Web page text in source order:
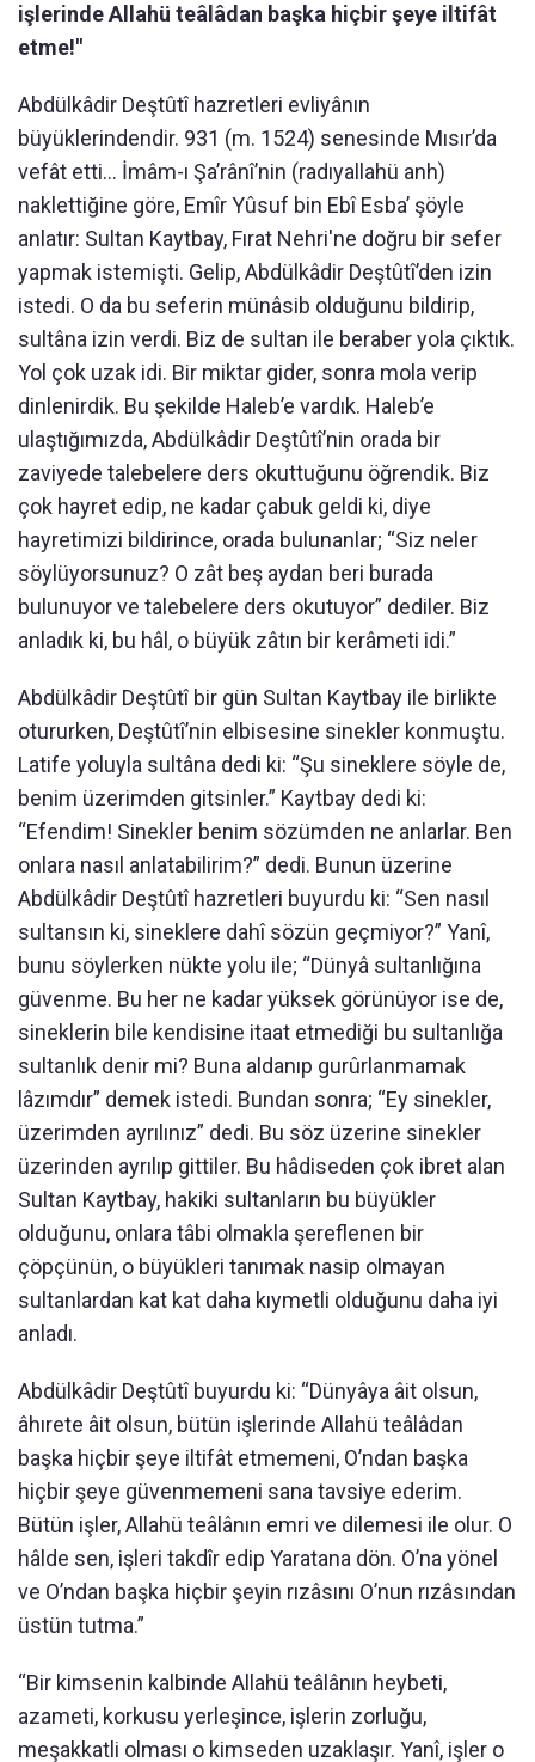
işlerinde Allahü teâlâdan başka hiçbir şeye iltifât
etme!"
Abdülkâdir Deştûtî hazretleri evliyânın
büyüklerindendir. 931 (m. 1524) senesinde Mısır’da
vefât etti... İmâm-ı Şa’rânî’nin (radıyallahü anh)
naklettiğine göre, Emîr Yûsuf bin Ebî Esba’ şöyle
anlatır: Sultan Kaytbay, Fırat Nehri'ne doğru bir sefer
yapmak istemişti. Gelip, Abdülkâdir Deştûtî’den izin
istedi. O da bu seferin münâsib olduğunu bildirip,
sultâna izin verdi. Biz de sultan ile beraber yola çıktık.
Yol çok uzak idi. Bir miktar gider, sonra mola verip
dinlenirdik. Bu şekilde Haleb’e vardık. Haleb’e
ulaştığımızda, Abdülkâdir Deştûtî’nin orada bir
zaviyede talebelere ders okuttuğunu öğrendik. Biz
çok hayret edip, ne kadar çabuk geldi ki, diye
hayretimizi bildirince, orada bulunanlar; “Siz neler
söylüyorsunuz? O zât beş aydan beri burada
bulunuyor ve talebelere ders okutuyor” dediler. Biz
anladık ki, bu hâl, o büyük zâtın bir kerâmeti idi.”
Abdülkâdir Deştûtî bir gün Sultan Kaytbay ile birlikte
otururken, Deştûtî’nin elbisesine sinekler konmuştu.
Latife yoluyla sultâna dedi ki: “Şu sineklere söyle de,
benim üzerimden gitsinler.” Kaytbay dedi ki:
“Efendim! Sinekler benim sözümden ne anlarlar. Ben
onlara nasıl anlatabilirim?” dedi. Bunun üzerine
Abdülkâdir Deştûtî hazretleri buyurdu ki: “Sen nasıl
sultansın ki, sineklere dahî sözün geçmiyor?” Yanî,
bunu söylerken nükte yolu ile; “Dünyâ sultanlığına
güvenme. Bu her ne kadar yüksek görünüyor ise de,
sineklerin bile kendisine itaat etmediği bu sultanlığa
sultanlık denir mi? Buna aldanıp gurûrlanmamak
lâzımdır” demek istedi. Bundan sonra; “Ey sinekler,
üzerimden ayrılınız” dedi. Bu söz üzerine sinekler
üzerinden ayrılıp gittiler. Bu hâdiseden çok ibret alan
Sultan Kaytbay, hakiki sultanların bu büyükler
olduğunu, onlara tâbi olmakla şereflenen bir
çöpçünün, o büyükleri tanımak nasip olmayan
sultanlardan kat kat daha kıymetli olduğunu daha iyi
anladı.
Abdülkâdir Deştûtî buyurdu ki: “Dünyâya âit olsun,
âhırete âit olsun, bütün işlerinde Allahü teâlâdan
başka hiçbir şeye iltifât etmemeni, O’ndan başka
hiçbir şeye güvenmemeni sana tavsiye ederim.
Bütün işler, Allahü teâlânın emri ve dilemesi ile olur. O
hâlde sen, işleri takdîr edip Yaratana dön. O’na yönel
ve O’ndan başka hiçbir şeyin rızâsını O’nun rızâsından
üstün tutma.”
“Bir kimsenin kalbinde Allahü teâlânın heybeti,
azameti, korkusu yerleşince, işlerin zorluğu,
meşakkatli olması o kimseden uzaklaşır. Yanî, işler o